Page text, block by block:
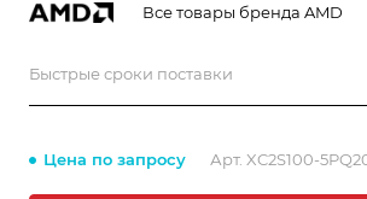
Все товары бренда AMD
Быстрые сроки поставки
Цена по запросу Арт. XC2S100-